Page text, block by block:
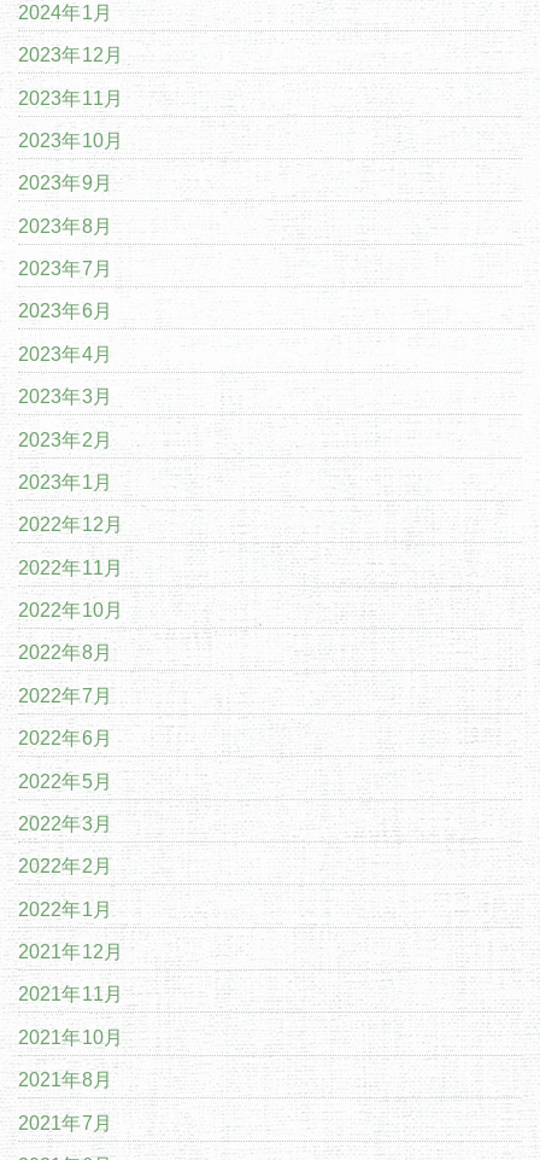
2024年1月
2023年12月
2023年11月
2023年10月
2023年9月
2023年8月
2023年7月
2023年6月
2023年4月
2023年3月
2023年2月
2023年1月
2022年12月
2022年11月
2022年10月
2022年8月
2022年7月
2022年6月
2022年5月
2022年3月
2022年2月
2022年1月
2021年12月
2021年11月
2021年10月
2021年8月
2021年7月